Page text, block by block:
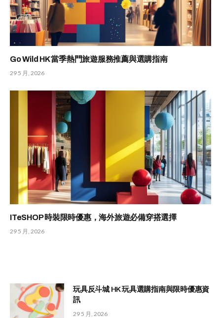
Go Wild HK 當季熱門旅遊服務推薦與選購指南
29 5 月, 2026
ITeSHOP 時裝限時優惠，海外旅遊必備穿搭選擇
29 5 月, 2026
玩具反斗城 HK 玩具選購指南與限時優惠資
訊
29 5 月, 2026